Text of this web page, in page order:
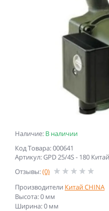
Наличие: В наличии
Код Товара: 000641
Артикул: GPD 25/4S - 180 Китай
Отзывы:(0)
Производители Китай CHINA
Высота: 0 мм
Ширина: 0 мм